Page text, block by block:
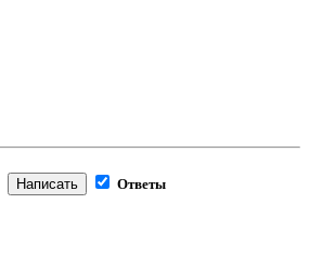
Написать Ответы